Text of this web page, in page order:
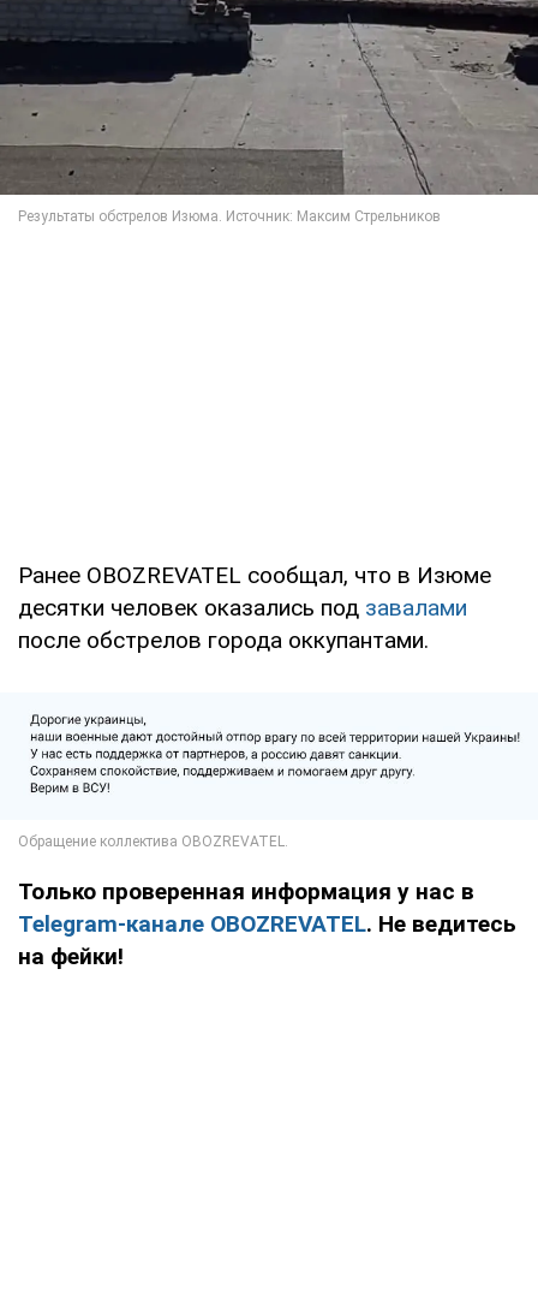
Ранее OBOZREVATEL сообщал, что в Изюме
десятки человек оказались под завалами
после обстрелов города оккупантами.
Только проверенная информация у нас в
Telegram-канале OBOZREVATEL. Не ведитесь
на фейки!